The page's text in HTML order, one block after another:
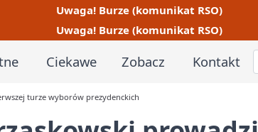
Uwaga! Burze (komunikat RSO)
Uwaga! Burze (komunikat RSO)
Ciekawe Zobacz Kontakt
turze wyborów prezydenckich